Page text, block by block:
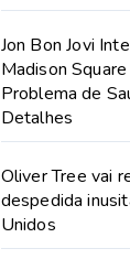
Jon Bon Jovi
Madison
Problema de
Detalhes
Oliver Tree vai
despedida
Unidos